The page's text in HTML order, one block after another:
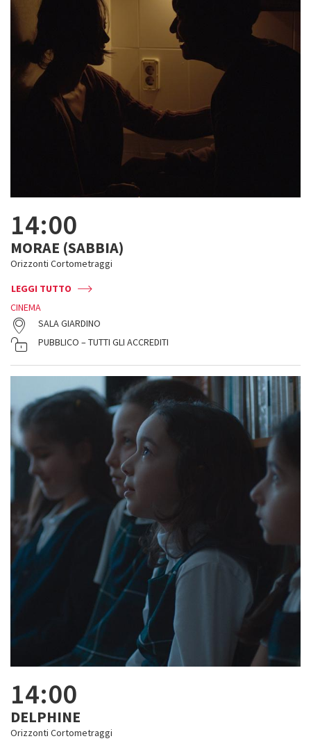
14:00
MORAE (SABBIA)
Orizzonti Cortometraggi
LEGGI TUTTO
CINEMA
SALA GIARDINO
PUBBLICO – TUTTI GLI ACCREDITI
14:00
DELPHINE
Orizzonti Cortometraggi